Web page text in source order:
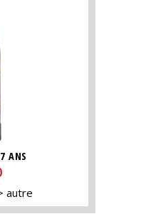
ANS
autre